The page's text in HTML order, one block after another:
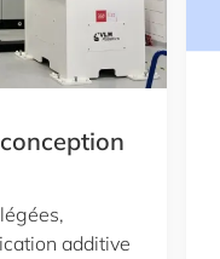
additive